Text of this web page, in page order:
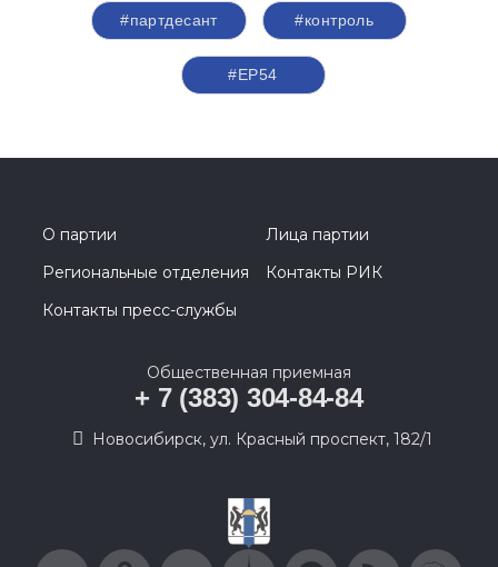
#партдесант #контроль
#ЕР54
О партии
Лица партии
Региональные отделения
Контакты РИК
Контакты пресс-службы
Общественная приемная
+ 7 (383) 304-84-84
Новосибирск, ул. Красный проспект, 182/1